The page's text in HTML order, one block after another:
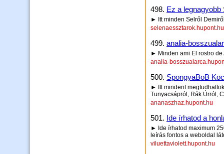
498. Ez a legnagyobb
► Itt minden Selről
selenaessztarok.hupont.hu
499. analia-
► Minden ami El rostro de
analia-
500. SpongyaBoB
► Itt mindent
Tunyacsápról, Rák Úrról,
ananaszhaz.hupont.hu
501. Ide írhatod a
► Ide írhatod maximum
leírás fontos a weboldal
viluettaviolett.hupont.hu